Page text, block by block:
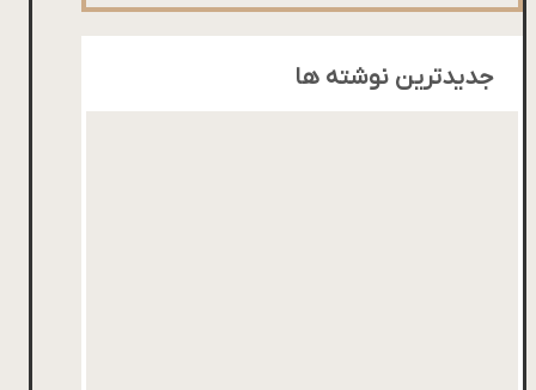
جدیدترین نوشته ها